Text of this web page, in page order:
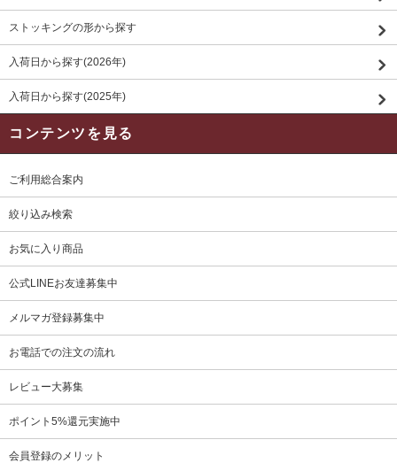
ストッキングの形から探す
入荷日から探す(2026年)
入荷日から探す(2025年)
コンテンツを見る
ご利用総合案内
絞り込み検索
お気に入り商品
公式LINEお友達募集中
メルマガ登録募集中
お電話での注文の流れ
レビュー大募集
ポイント5%還元実施中
会員登録のメリット